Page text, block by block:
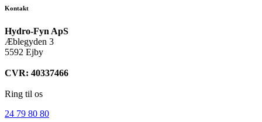
Kontakt
Hydro-Fyn ApS
Æblegyden 3
5592 Ejby
CVR: 40337466
Ring til os
24 79 80 80